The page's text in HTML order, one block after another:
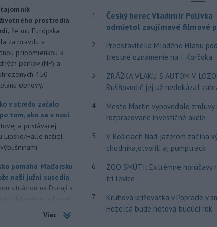
prostredia
že mu Európska
za pravdu v
pripomienkou k
parkov (NP) a
450
obnovy.
v stredu začalo
tom, ako sa v noci
a pristávacej
Lipsko/Halle našiel
pomáha Maďarsku
naši južní susedia
situáciou na Dunaji a
Viac
1
Český herec Vladimír Polívka
odmietol zaujímavé filmové
2
Predstavitelia Mladého Hlasu
trestné oznámenie na I. Korčoka
3
ZRÁŽKA VLAKU S AUTOM V
Rušňovodič jej už nedokázal
4
Mesto Martin vypovedalo zmluvy
rozpracované investičné akcie
5
V Košiciach Nad jazerom začína
chodníka,otvorili aj pumptrack
6
ZOO SMÚTI: Extrémne horúčavy
tri levice
7
Kruhová križovatka v Poprade v
Hozelca bude hotová budúci rok